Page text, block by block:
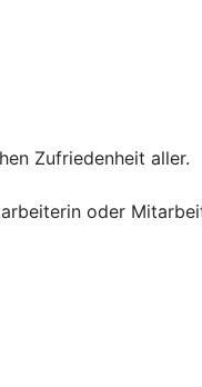
Zufriedenheit aller.
oder